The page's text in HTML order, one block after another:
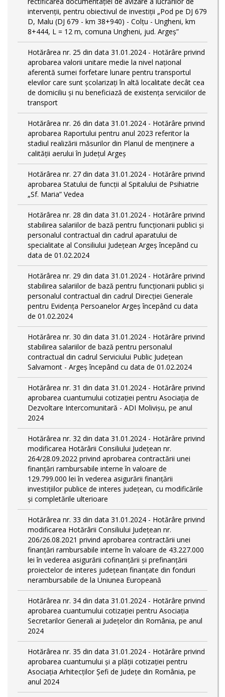
intervenții, pentru obiectivul de investiții „Pod pe DJ 679
D, Malu (DJ 679 - km 38+940) - Colțu - Ungheni, km
8+444, L = 12 m, comuna Ungheni, jud. Argeș”
Hotărârea nr. 25 din data 31.01.2024 - Hotărâre privind
aprobarea valorii unitare medie la nivel național
aferentă sumei forfetare lunare pentru transportul
elevilor care sunt şcolarizați în altă localitate decât cea
de domiciliu şi nu beneficiază de existența serviciilor de
transport
Hotărârea nr. 26 din data 31.01.2024 - Hotărâre privind
aprobarea Raportului pentru anul 2023 referitor la
stadiul realizării măsurilor din Planul de menținere a
calității aerului în Județul Argeș
Hotărârea nr. 27 din data 31.01.2024 - Hotărâre privind
aprobarea Statului de funcţii al Spitalului de Psihiatrie
„Sf. Maria” Vedea
Hotărârea nr. 28 din data 31.01.2024 - Hotărâre privind
stabilirea salariilor de bază pentru funcționarii publici și
personalul contractual din cadrul aparatului de
specialitate al Consiliului Județean Argeș începând cu
data de 01.02.2024
Hotărârea nr. 29 din data 31.01.2024 - Hotărâre privind
stabilirea salariilor de bază pentru funcționarii publici și
personalul contractual din cadrul Direcției Generale
pentru Evidența Persoanelor Argeş începând cu data
de 01.02.2024
Hotărârea nr. 30 din data 31.01.2024 - Hotărâre privind
stabilirea salariilor de bază pentru personalul
contractual din cadrul Serviciului Public Județean
Salvamont - Argeș începând cu data de 01.02.2024
Hotărârea nr. 31 din data 31.01.2024 - Hotărâre privind
aprobarea cuantumului cotizației pentru Asociația de
Dezvoltare Intercomunitară - ADI Molivișu, pe anul
2024
Hotărârea nr. 32 din data 31.01.2024 - Hotărâre privind
modificarea Hotărârii Consiliului Județean nr.
264/28.09.2022 privind aprobarea contractării unei
finanțări rambursabile interne în valoare de
129.799.000 lei în vederea asigurării finanțării
investițiilor publice de interes județean, cu modificările
și completările ulterioare
Hotărârea nr. 33 din data 31.01.2024 - Hotărâre privind
modificarea Hotărârii Consiliului Județean nr.
206/26.08.2021 privind aprobarea contractării unei
finanțări rambursabile interne în valoare de 43.227.000
lei în vederea asigurării cofinanțării și prefinanțării
proiectelor de interes județean finanțate din fonduri
nerambursabile de la Uniunea Europeană
Hotărârea nr. 34 din data 31.01.2024 - Hotărâre privind
aprobarea cuantumului cotizației pentru Asociația
Secretarilor Generali ai Județelor din România, pe anul
2024
Hotărârea nr. 35 din data 31.01.2024 - Hotărâre privind
aprobarea cuantumului și a plății cotizației pentru
Asociația Arhitecților Șefi de Județe din România, pe
anul 2024